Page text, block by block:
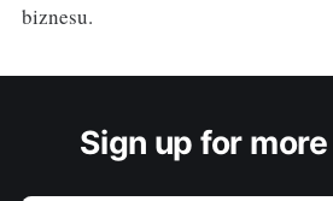
biznesu.
Sign up for